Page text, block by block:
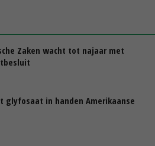
Zaken wacht tot najaar met
glyfosaat in handen Amerikaanse